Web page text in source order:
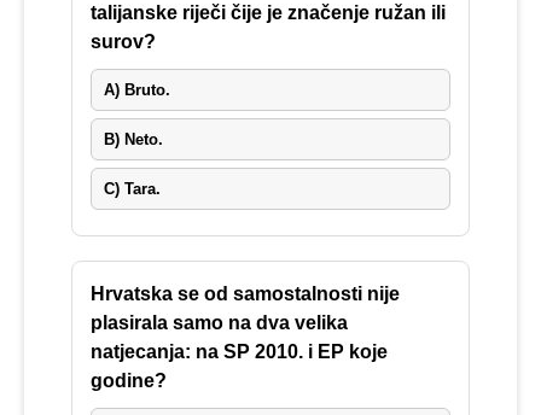
talijanske riječi čije je značenje ružan ili
surov?
A) Bruto.
B) Neto.
C) Tara.
Hrvatska se od samostalnosti nije
plasirala samo na dva velika
natjecanja: na SP 2010. i EP koje
godine?